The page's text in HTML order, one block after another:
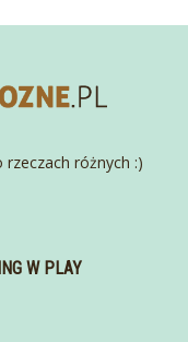
różnych :)
W PLAY